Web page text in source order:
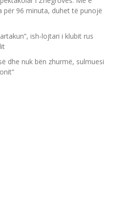
për 96 minuta, duhet të punojë
ish-lojtari i klubit rus
dhe nuk bën zhurmë, sulmuesi